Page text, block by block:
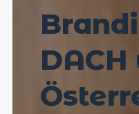
DACH